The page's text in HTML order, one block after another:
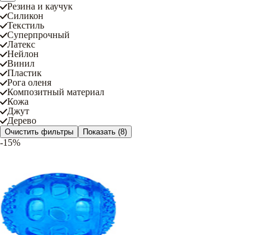
Резина и каучук
Силикон
Текстиль
Суперпрочный
Латекс
Нейлон
Винил
Пластик
Рога оленя
Композитный материал
Кожа
Джут
Дерево
Очистить фильтры Показать (8)
-15%